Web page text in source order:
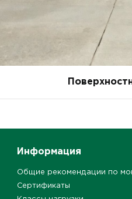
Информация
Общие рекомендации по
Сертификаты